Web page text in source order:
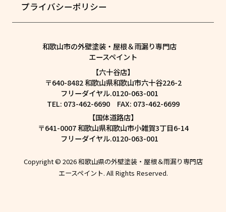
プライバシーポリシー
和歌山市の外壁塗装・屋根＆雨漏り専門店
エースペイント
【六十谷店】
〒640-8482 和歌山県和歌山市六十谷226-2
フリーダイヤル.0120-063-001
TEL: 073-462-6690 FAX: 073-462-6699
【国体道路店】
〒641-0007 和歌山県和歌山市小雑賀3丁目6-14
フリーダイヤル.0120-063-001
Copyright © 2026 和歌山県の外壁塗装・屋根＆雨漏り専門店
エースペイント. All Rights Reserved.